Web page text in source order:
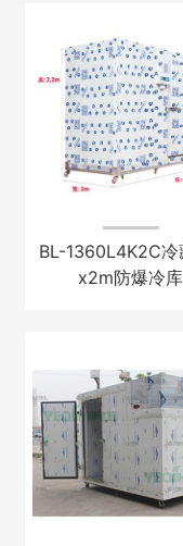
BL-1360L4K2C冷
x2m防爆冷库